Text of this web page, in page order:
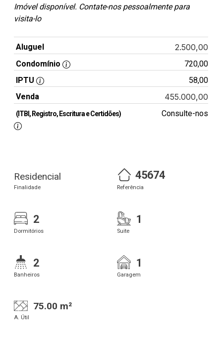
Imóvel disponível. Contate-nos pessoalmente para
visita-lo
Aluguel 2.500,00
Condomínio
720,00
IPTU
58,00
Venda
455.000,00
(ITBI, Registro, Escritura e Certidões) Consulte-nos
Residencial
Finalidade
45674
Referência
2
Dormitórios
1
Suite
2
Banheiros
1
Garagem
75.00 m²
A. Útil